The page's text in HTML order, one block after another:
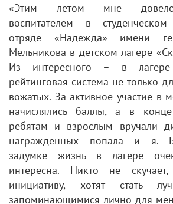
«Этим летом мне
воспитателем в студенческом
отряде «Надежда» имени
Мельникова в детском лагере
Из интересного – в
рейтинговая система не только
вожатых. За активное участие в
начислялись баллы, а в
ребятам и взрослым вручали
награжденных попала и я.
задумке жизнь в лагере
интересна. Никто не
инициативу, хотят стать
запоминающимися лично для